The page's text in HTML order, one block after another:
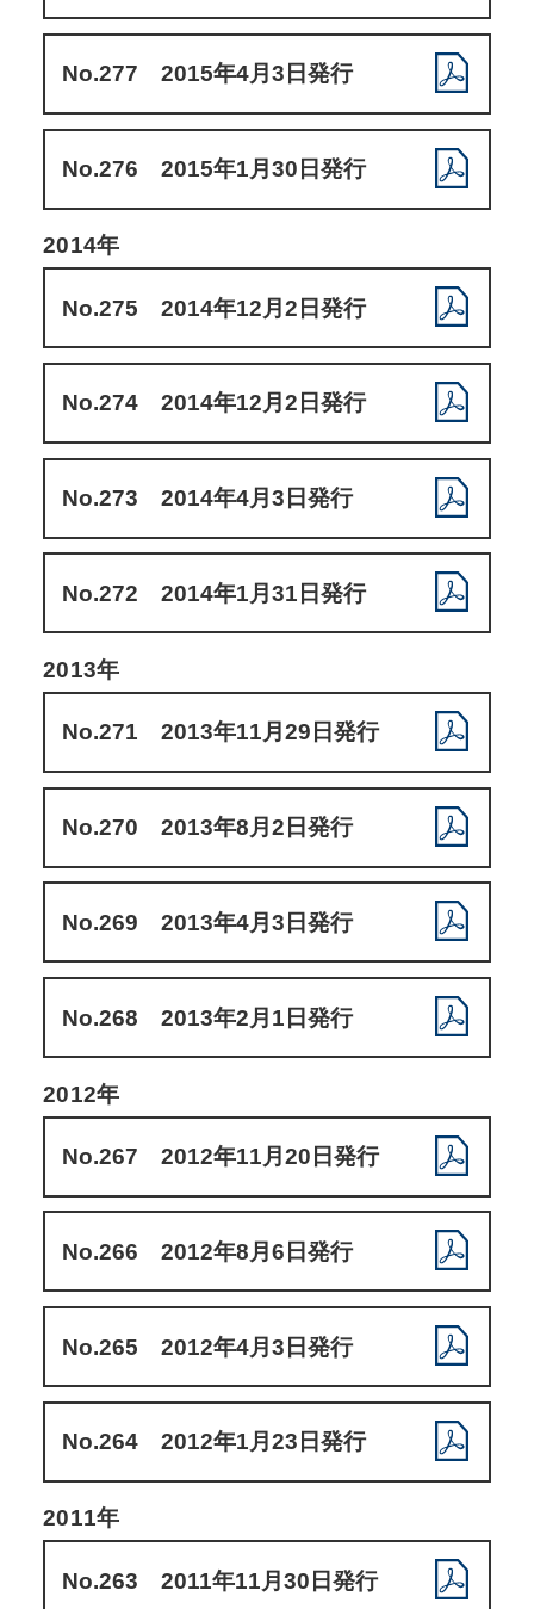
No.277 2015年4月3日発行
No.276 2015年1月30日発行
2014年
No.275 2014年12月2日発行
No.274 2014年12月2日発行
No.273 2014年4月3日発行
No.272 2014年1月31日発行
2013年
No.271 2013年11月29日発行
No.270 2013年8月2日発行
No.269 2013年4月3日発行
No.268 2013年2月1日発行
2012年
No.267 2012年11月20日発行
No.266 2012年8月6日発行
No.265 2012年4月3日発行
No.264 2012年1月23日発行
2011年
No.263 2011年11月30日発行